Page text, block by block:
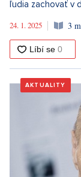
ľudia zachovať v
24. 1. 2025
3
AKTUALITY